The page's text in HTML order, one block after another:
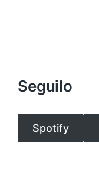
Seguilo
Spotify